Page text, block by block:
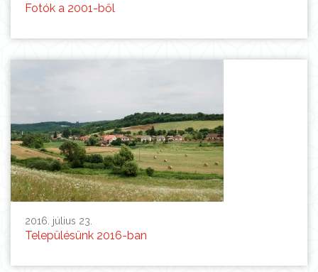
Fotók a 2001-ből
2016. július 23.
Településünk 2016-ban